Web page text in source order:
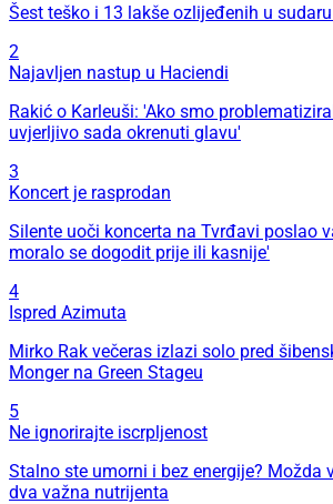
Šest teško i 13 lakše ozlijeđenih u
2
Najavljen nastup u Haciendi
Rakić o Karleuši: 'Ako smo
uvjerljivo sada okrenuti glavu'
3
Koncert je rasprodan
Silente uoči koncerta na Tvrđavi poslao
moralo se dogodit prije ili kasnije'
4
Ispred Azimuta
Mirko Rak večeras izlazi solo pred
Monger na Green Stageu
5
Ne ignorirajte iscrpljenost
Stalno ste umorni i bez energije? Možda
dva važna nutrijenta